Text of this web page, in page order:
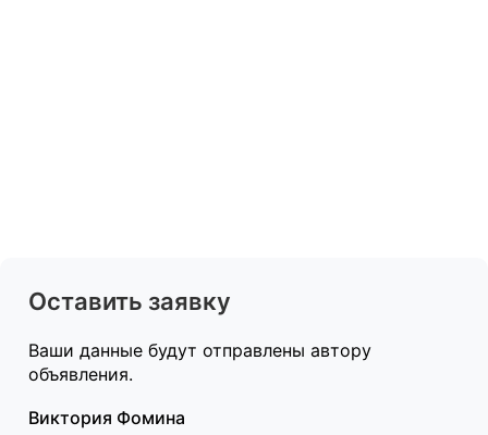
Оставить заявку
Ваши данные будут отправлены автору
объявления.
Виктория Фомина